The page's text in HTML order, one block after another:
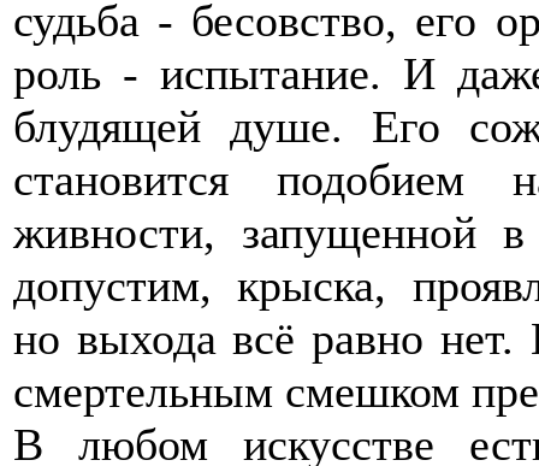
судьба - бесовство, его
роль - испытание. И
блудящей душе. Его
становится подобием
живности, запущенной
допустим, крыска,
но выхода всё равно нет.
смертельным смешком
В любом искусстве